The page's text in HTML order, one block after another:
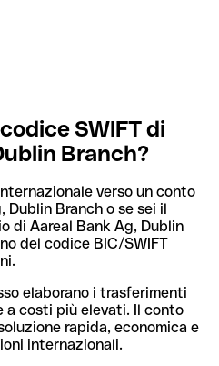
SWIFT di
Branch?
verso un conto
Dublin Branch o se sei il
di Aareal Bank Ag, Dublin
del codice BIC/SWIFT
elaborano i trasferimenti
a costi più elevati. Il conto
rapida, economica e
internazionali.